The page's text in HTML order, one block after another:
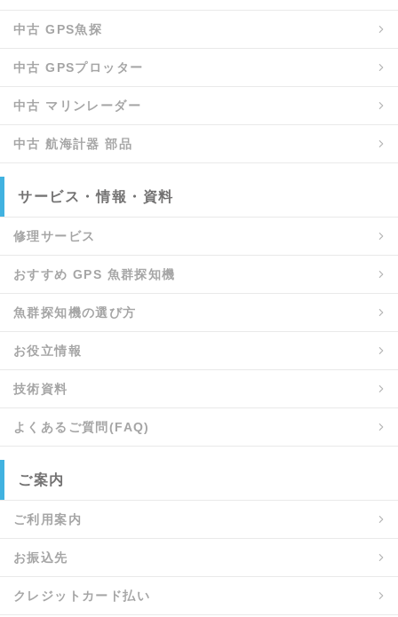
中古 GPS魚探
中古 GPSプロッター
中古 マリンレーダー
中古 航海計器 部品
サービス・情報・資料
修理サービス
おすすめ GPS 魚群探知機
魚群探知機の選び方
お役立情報
技術資料
よくあるご質問(FAQ)
ご案内
ご利用案内
お振込先
クレジットカード払い